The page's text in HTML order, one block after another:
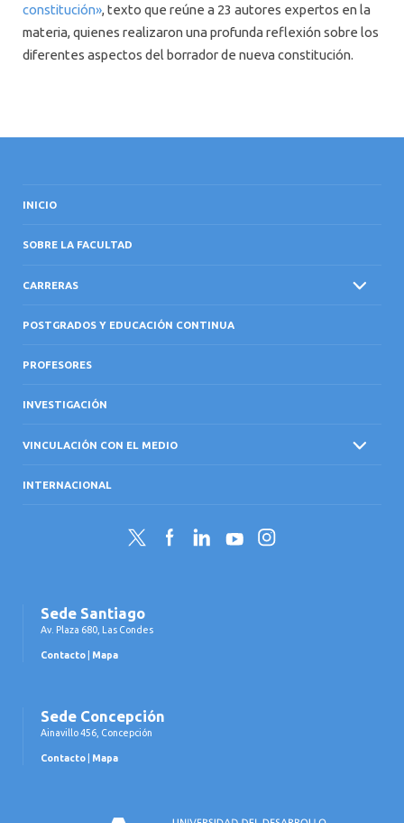
constitución», texto que reúne a 23 autores expertos en la
materia, quienes realizaron una profunda reflexión sobre los
diferentes aspectos del borrador de nueva constitución.
INICIO
SOBRE LA FACULTAD
CARRERAS
POSTGRADOS Y EDUCACIÓN CONTINUA
PROFESORES
INVESTIGACIÓN
VINCULACIÓN CON EL MEDIO
INTERNACIONAL
Twitter FacebookLinkedInYouTubeInstagram
Sede Santiago
Av. Plaza 680, Las Condes
Contacto Mapa
Sede Concepción
Ainavillo 456, Concepción
Contacto Mapa